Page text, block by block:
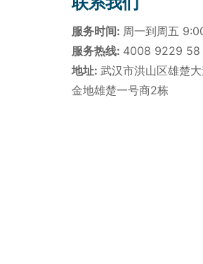
服务时间: 周一到周五
服务热线: 4008 9229 58
地址: 武汉市洪山区雄楚
金地雄楚一号商2栋